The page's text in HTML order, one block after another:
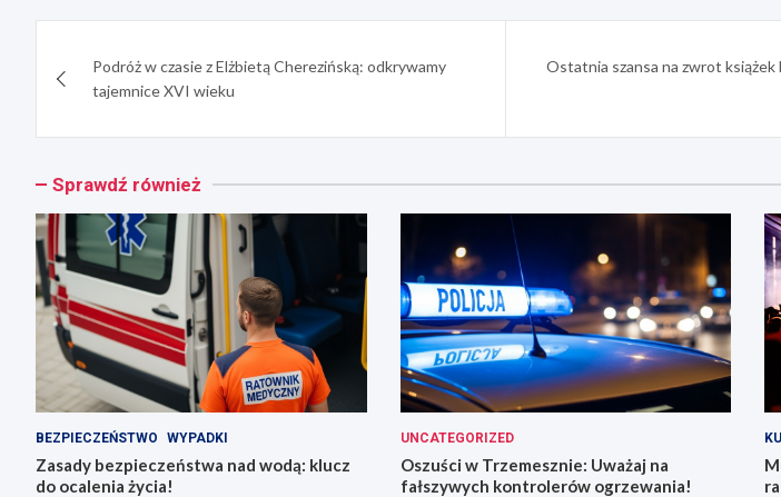
wpisuPodróż w czasie z Elżbietą Cherezińską: odkrywamy
tajemnice XVI wieku
Ostatnia szansa na zwrot
Sprawdź również
BEZPIECZEŃSTWO WYPADKI
Zasady bezpieczeństwa nad wodą: klucz
do ocalenia życia!
UNCATEGORIZED
Oszuści w Trzemesznie: Uważaj na
fałszywych kontrolerów ogrzewania!